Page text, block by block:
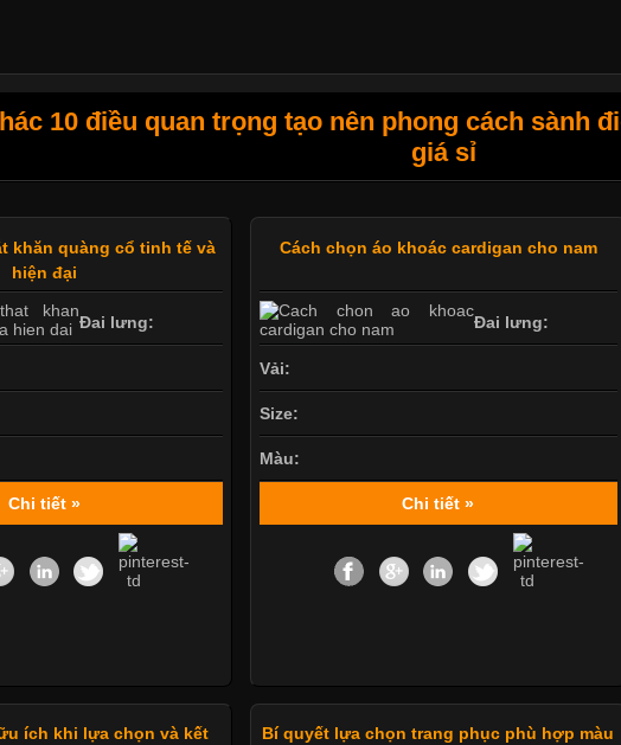
10 điều quan trọng tạo nên phong cách sành
giá sỉ
khăn quàng cổ tinh tế và
hiện đại
Đai lưng:
Chi tiết »
Cách chọn áo khoác cardigan cho nam
Đai lưng:
Vải:
Size:
Màu:
Chi tiết »
ích khi lựa chọn và kết
Bí quyết lựa chọn trang phục phù hợp màu